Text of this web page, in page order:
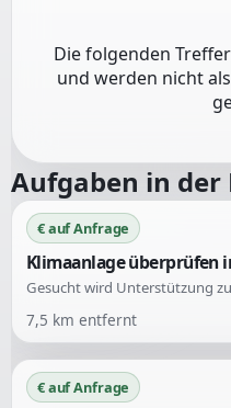
Die folgenden
und werden nicht
Aufgaben in der
€ auf Anfrage
Klimaanlage überprüfen
7,5 km entfernt
€ auf Anfrage